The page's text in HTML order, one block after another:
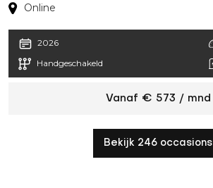
Online
2026
Handgeschakeld
Vanaf € 573 / mnd
Bekijk 246 occasions